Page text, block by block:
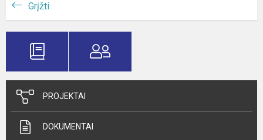
Grįžti
PROJEKTAI
DOKUMENTAI